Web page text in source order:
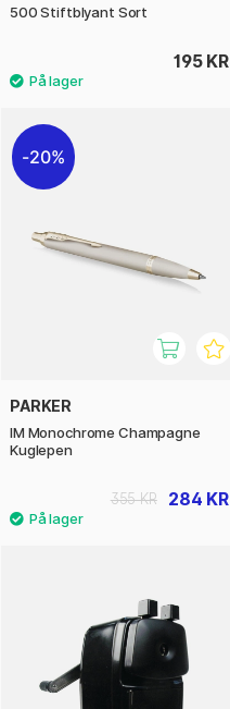
500 Stiftblyant Sort
195 KR
20%
PARKER
IM Monochrome Champagne
Kuglepen
284 KR
355 KR